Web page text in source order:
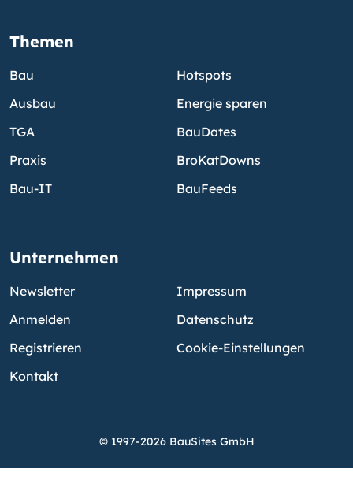
Themen
Bau
Ausbau
TGA
Praxis
Bau-IT
Hotspots
Energie sparen
BauDates
BroKatDowns
BauFeeds
Unternehmen
Newsletter
Anmelden
Registrieren
Kontakt
Impressum
Datenschutz
Cookie-Einstellungen
© 1997-2026 BauSites GmbH